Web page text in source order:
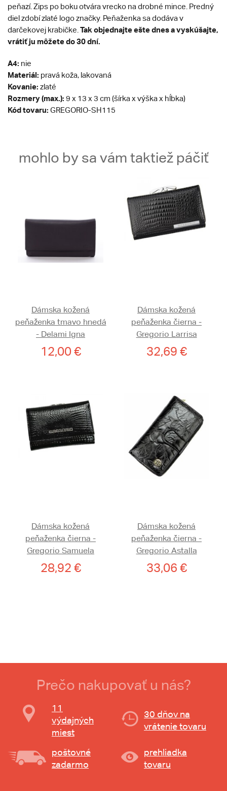
peňazí. Zips po boku otvára vrecko na drobné mince. Predný
diel zdobí zlaté logo značky. Peňaženka sa dodáva v
darčekovej krabičke. Tak objednajte ešte dnes a vyskúšajte,
vrátiť ju môžete do 30 dní.
A4: nie
Materiál: pravá koža, lakovaná
Kovanie: zlaté
Rozmery (max.): 9 x 13 x 3 cm (šírka x výška x hĺbka)
Kód tovaru: GREGORIO-SH115
mohlo by sa vám taktiež páčiť
Dámska kožená
peňaženka tmavo hnedá
- Delami Igna
12,00 €
Dámska kožená
peňaženka čierna -
Gregorio Larrisa
32,69 €
Dámska kožená
peňaženka čierna -
Gregorio Samuela
28,92 €
Dámska kožená
peňaženka čierna -
Gregorio Astalla
33,06 €
Prečo nakupovať u nás?
11
výdajných
miest
30 dňov na
vrátenie tovaru
poštovné
zadarmo
prehliadka
tovaru